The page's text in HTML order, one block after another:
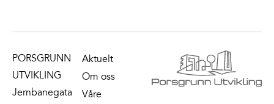
PORSGRUNN
UTVIKLING
Jernbanegata
Aktuelt
Om oss
Våre